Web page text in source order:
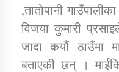
कर्णाली
,तातोपानी
विजया कुमारी
जादा कयौं ठाउँमा
बताएकी छन् ।